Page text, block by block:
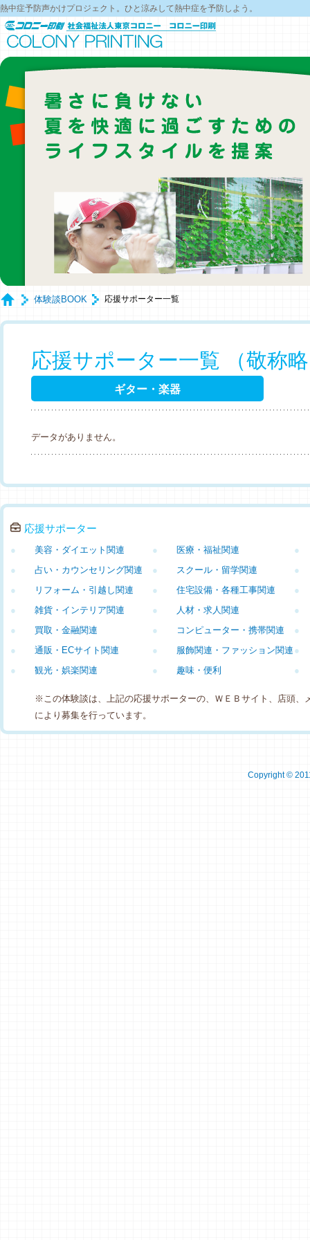
熱中症予防声かけプロジェクト。ひと涼みして熱中症を予防しよう。
体験談BOOK 応援サポーター一覧
応援サポーター一覧 （敬称
ギター・楽器
データがありません。
応援サポーター
美容・ダイエット関連
● 医療・福祉関連
●
●
占い・カウンセリング関連
● スクール・留学関連
●
●
リフォーム・引越し関連
● 住宅設備・各種工事関連
●
●
雑貨・インテリア関連
● 人材・求人関連
●
●
買取・金融関連
● コンピューター・携帯関連
●
●
通販・ECサイト関連
● 服飾関連・ファッション関連
●
●
観光・娯楽関連
● 趣味・便利
● ●
※この体験談は、上記の応援サポーターの、ＷＥＢサイト、店頭、
により募集を行っています。
Copyright ©